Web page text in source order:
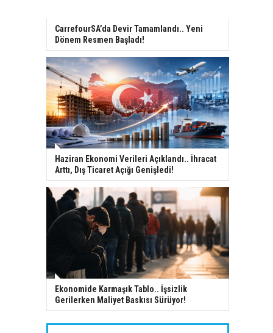
CarrefourSA’da Devir Tamamlandı.. Yeni
Dönem Resmen Başladı!
Haziran Ekonomi Verileri Açıklandı.. İhracat
Arttı, Dış Ticaret Açığı Genişledi!
Ekonomide Karmaşık Tablo.. İşsizlik
Gerilerken Maliyet Baskısı Sürüyor!